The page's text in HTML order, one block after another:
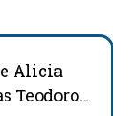
Alicia
Teodoro,